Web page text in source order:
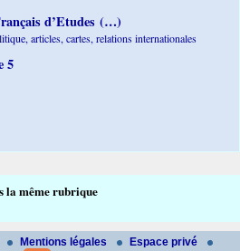
d’Etudes (…)
articles, cartes, relations internationales
5
la même rubrique
Mentions légales Espace privé